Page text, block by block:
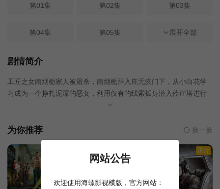
第01集 第02集 第03集
第04集 第05集 第06集
第07集
第10集 第11集 第12集
第16集 第17集 第18集
第19集 第21集
展开全部
剧情简介
工匠之女南烟栀家人被屠杀，南烟栀拜入庄无疚门下，从小白花学
习成为一个挣扎泥潭的恶女，利用仅有的线索孤身潜入伶崖塔进行
复仇。传闻间，进入伶崖塔的人都成为了斗兽场的野兽，无一生
的上位者出现……
为你推荐 换一换
正片
网站公告
欢迎使用海螺影视模版，官方网站：